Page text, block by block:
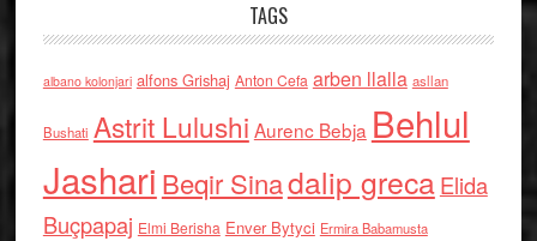
TAGS
albano kolonjari alfons Grishaj Anton Cefa arben llalla asllan
Bushati Astrit Lulushi Aurenc Bebja Behlul
Jashari Beqir Sinadalip grecaElida
Buçpapaj Elmi Berisha Enver Bytyci Ermira Babamusta